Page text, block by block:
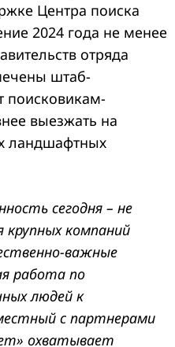
Центра поиска
2024 года не менее
отряда
штаб-
выезжать на
ландшафтных
сегодня – не
компаний
важные
работа по
людей к
с партнерами
охватывает